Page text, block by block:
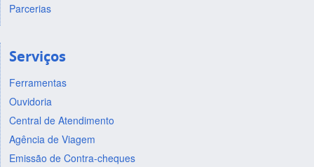
Parcerias
Serviços
Ferramentas
Ouvidoria
Central de Atendimento
Agência de Viagem
Emissão de Contra-cheques